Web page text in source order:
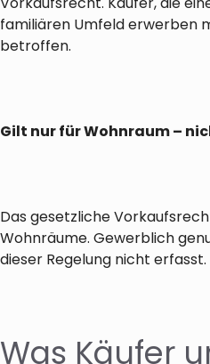
familiären Umfeld erwerben
betroffen.
Gilt nur für Wohnraum –
Das gesetzliche
Wohnräume. Gewerblich
dieser Regelung nicht erfasst.
Was Käufer